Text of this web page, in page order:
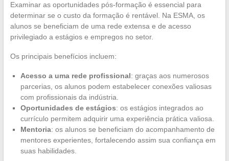
Examinar as oportunidades pós-formação é essencial para
determinar se o custo da formação é rentável. Na ESMA, os
alunos se beneficiam de uma rede extensa e de acesso
privilegiado a estágios e empregos no setor.
Os principais benefícios incluem:
Acesso a uma rede profissional: graças aos numerosos
parcerias, os alunos podem estabelecer conexões valiosas
com profissionais da indústria.
Oportunidades de estágios: os estágios integrados ao
currículo permitem adquirir uma experiência prática valiosa.
Mentoria: os alunos se beneficiam do acompanhamento de
mentores experientes, fortalecendo assim sua confiança em
suas habilidades.